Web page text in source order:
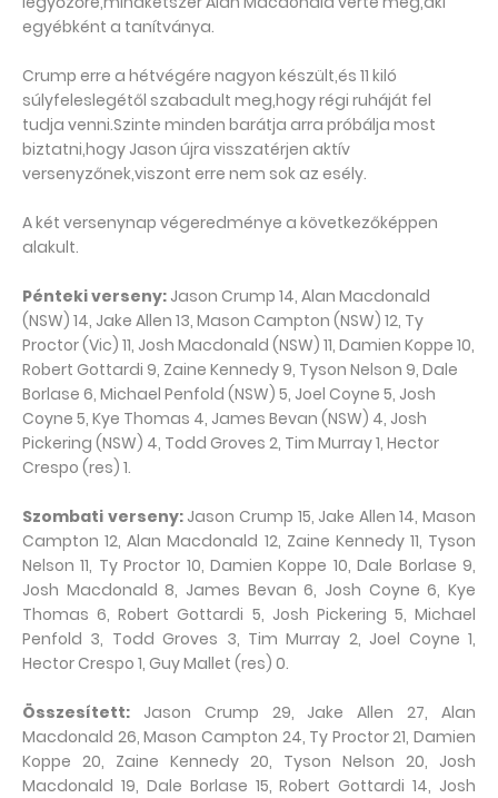
egyébként a tanítványa.
Crump erre a hétvégére nagyon készült,és 11 kiló
súlyfeleslegétől szabadult meg,hogy régi ruháját fel
tudja venni.Szinte minden barátja arra próbálja most
biztatni,hogy Jason újra visszatérjen aktív
versenyzőnek,viszont erre nem sok az esély.
A két versenynap végeredménye a következőképpen
alakult.
Pénteki verseny: Jason Crump 14, Alan Macdonald
(NSW) 14, Jake Allen 13, Mason Campton (NSW) 12, Ty
Proctor (Vic) 11, Josh Macdonald (NSW) 11, Damien Koppe 10,
Robert Gottardi 9, Zaine Kennedy 9, Tyson Nelson 9, Dale
Borlase 6, Michael Penfold (NSW) 5, Joel Coyne 5, Josh
Coyne 5, Kye Thomas 4, James Bevan (NSW) 4, Josh
Pickering (NSW) 4, Todd Groves 2, Tim Murray 1, Hector
Crespo (res) 1.
Szombati verseny: Jason Crump 15, Jake Allen 14, Mason
Campton 12, Alan Macdonald 12, Zaine Kennedy 11, Tyson
Nelson 11, Ty Proctor 10, Damien Koppe 10, Dale Borlase 9,
Josh Macdonald 8, James Bevan 6, Josh Coyne 6, Kye
Thomas 6, Robert Gottardi 5, Josh Pickering 5, Michael
Penfold 3, Todd Groves 3, Tim Murray 2, Joel Coyne 1,
Hector Crespo 1, Guy Mallet (res) 0.
Összesített: Jason Crump 29, Jake Allen 27, Alan
Macdonald 26, Mason Campton 24, Ty Proctor 21, Damien
Koppe 20, Zaine Kennedy 20, Tyson Nelson 20, Josh
Macdonald 19, Dale Borlase 15, Robert Gottardi 14, Josh